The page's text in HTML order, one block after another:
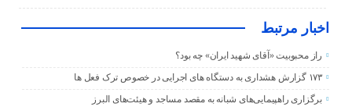
اخبار مرتبط
راز محبوبیت «آقای شهید ایران» چه بود؟
۱۷۳ گزارش هشداری به دستگاه های اجرایی در خصوص ترک فعل ها
برگزاری راهپیمایی‌های شبانه به مقصد مساجد و هیئت‌های البرز